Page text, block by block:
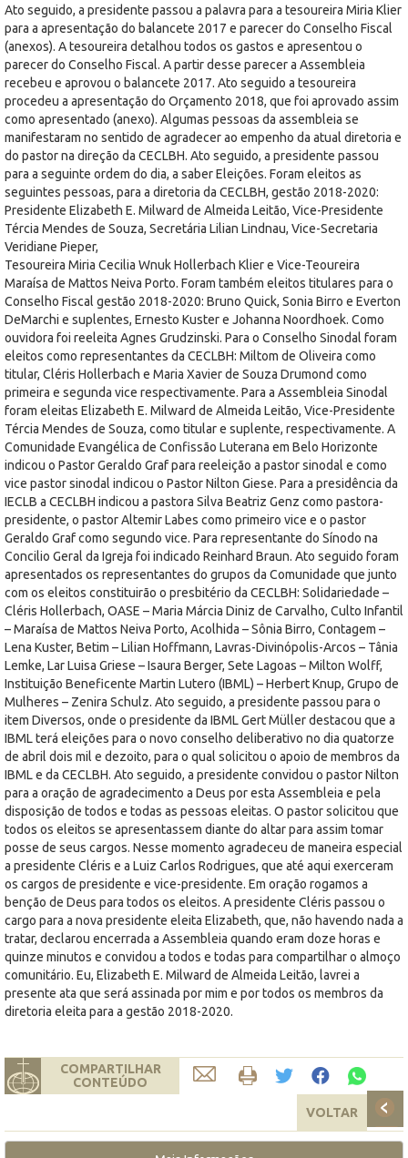
Ato seguido, a presidente passou a palavra para a tesoureira Miria Klier
para a apresentação do balancete 2017 e parecer do Conselho Fiscal
(anexos). A tesoureira detalhou todos os gastos e apresentou o
parecer do Conselho Fiscal. A partir desse parecer a Assembleia
recebeu e aprovou o balancete 2017. Ato seguido a tesoureira
procedeu a apresentação do Orçamento 2018, que foi aprovado assim
como apresentado (anexo). Algumas pessoas da assembleia se
manifestaram no sentido de agradecer ao empenho da atual diretoria e
do pastor na direção da CECLBH. Ato seguido, a presidente passou
para a seguinte ordem do dia, a saber Eleições. Foram eleitos as
seguintes pessoas, para a diretoria da CECLBH, gestão 2018-2020:
Presidente Elizabeth E. Milward de Almeida Leitão, Vice-Presidente
Tércia Mendes de Souza, Secretária Lilian Lindnau, Vice-Secretaria
Veridiane Pieper,
Tesoureira Miria Cecilia Wnuk Hollerbach Klier e Vice-Teoureira
Maraísa de Mattos Neiva Porto. Foram também eleitos titulares para o
Conselho Fiscal gestão 2018-2020: Bruno Quick, Sonia Birro e Everton
DeMarchi e suplentes, Ernesto Kuster e Johanna Noordhoek. Como
ouvidora foi reeleita Agnes Grudzinski. Para o Conselho Sinodal foram
eleitos como representantes da CECLBH: Miltom de Oliveira como
titular, Cléris Hollerbach e Maria Xavier de Souza Drumond como
primeira e segunda vice respectivamente. Para a Assembleia Sinodal
foram eleitas Elizabeth E. Milward de Almeida Leitão, Vice-Presidente
Tércia Mendes de Souza, como titular e suplente, respectivamente. A
Comunidade Evangélica de Confissão Luterana em Belo Horizonte
indicou o Pastor Geraldo Graf para reeleição a pastor sinodal e como
vice pastor sinodal indicou o Pastor Nilton Giese. Para a presidência da
IECLB a CECLBH indicou a pastora Silva Beatriz Genz como pastora-
presidente, o pastor Altemir Labes como primeiro vice e o pastor
Geraldo Graf como segundo vice. Para representante do Sínodo na
Concilio Geral da Igreja foi indicado Reinhard Braun. Ato seguido foram
apresentados os representantes do grupos da Comunidade que junto
com os eleitos constituirão o presbitério da CECLBH: Solidariedade –
Cléris Hollerbach, OASE – Maria Márcia Diniz de Carvalho, Culto Infantil
– Maraísa de Mattos Neiva Porto, Acolhida – Sônia Birro, Contagem –
Lena Kuster, Betim – Lilian Hoffmann, Lavras-Divinópolis-Arcos – Tânia
Lemke, Lar Luisa Griese – Isaura Berger, Sete Lagoas – Milton Wolff,
Instituição Beneficente Martin Lutero (IBML) – Herbert Knup, Grupo de
Mulheres – Zenira Schulz. Ato seguido, a presidente passou para o
item Diversos, onde o presidente da IBML Gert Müller destacou que a
IBML terá eleições para o novo conselho deliberativo no dia quatorze
de abril dois mil e dezoito, para o qual solicitou o apoio de membros da
IBML e da CECLBH. Ato seguido, a presidente convidou o pastor Nilton
para a oração de agradecimento a Deus por esta Assembleia e pela
disposição de todos e todas as pessoas eleitas. O pastor solicitou que
todos os eleitos se apresentassem diante do altar para assim tomar
posse de seus cargos. Nesse momento agradeceu de maneira especial
a presidente Cléris e a Luiz Carlos Rodrigues, que até aqui exerceram
os cargos de presidente e vice-presidente. Em oração rogamos a
benção de Deus para todos os eleitos. A presidente Cléris passou o
cargo para a nova presidente eleita Elizabeth, que, não havendo nada a
tratar, declarou encerrada a Assembleia quando eram doze horas e
quinze minutos e convidou a todos e todas para compartilhar o almoço
comunitário. Eu, Elizabeth E. Milward de Almeida Leitão, lavrei a
presente ata que será assinada por mim e por todos os membros da
diretoria eleita para a gestão 2018-2020.
COMPARTILHAR
CONTEÚDO
VOLTAR